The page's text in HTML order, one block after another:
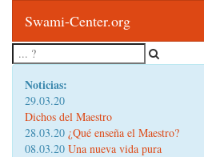
Swami-Center.org
Noticias:
29.03.20
Dichos del Maestro
28.03.20 ¿Qué enseña el Maestro?
08.03.20 Una nueva vida pura